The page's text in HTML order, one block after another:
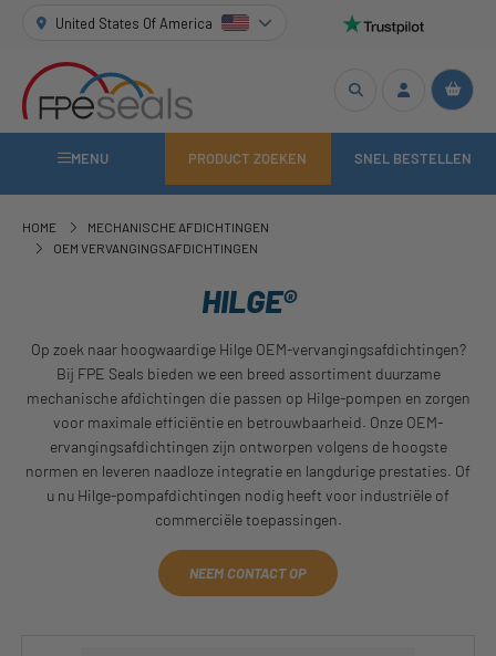
United States Of America
MENU PRODUCT ZOEKEN SNEL BESTELLEN
HOME
MECHANISCHE AFDICHTINGEN
OEM VERVANGINGSAFDICHTINGEN
HILGE®
Op zoek naar hoogwaardige Hilge OEM-vervangingsafdichtingen?
Bij FPE Seals bieden we een breed assortiment duurzame
mechanische afdichtingen die passen op Hilge-pompen en zorgen
voor maximale efficiëntie en betrouwbaarheid. Onze OEM-
ervangingsafdichtingen zijn ontworpen volgens de hoogste
normen en leveren naadloze integratie en langdurige prestaties. Of
u nu Hilge-pompafdichtingen nodig heeft voor industriële of
commerciële toepassingen.
NEEM CONTACT OP